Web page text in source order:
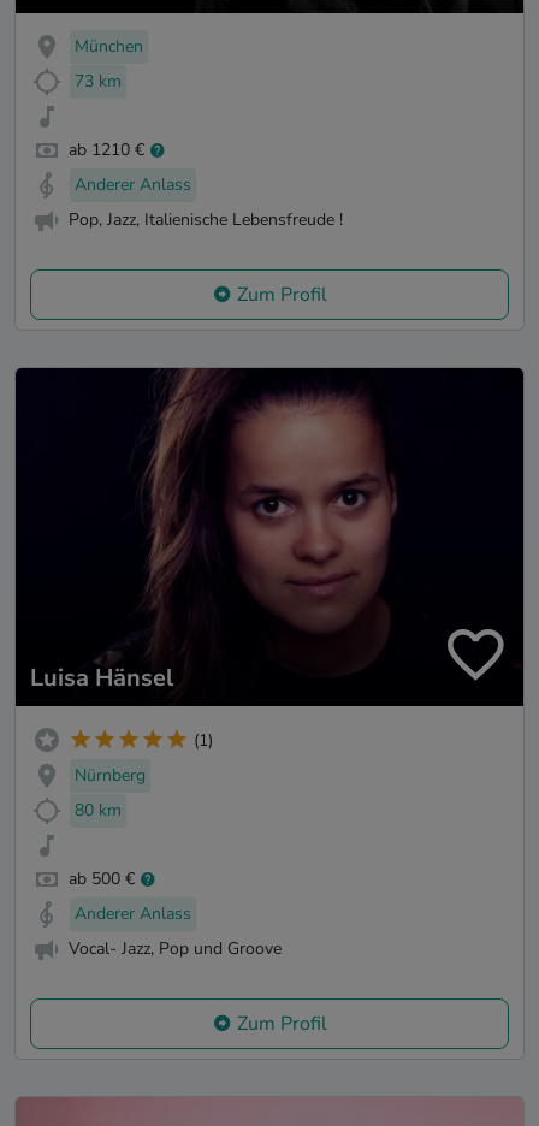
München
73 km
ab 1210 €
Anderer Anlass
Pop, Jazz, Italienische Lebensfreude !
Zum Profil
Luisa Hänsel
(1)
Nürnberg
80 km
ab 500 €
Anderer Anlass
Vocal- Jazz, Pop und Groove
Zum Profil